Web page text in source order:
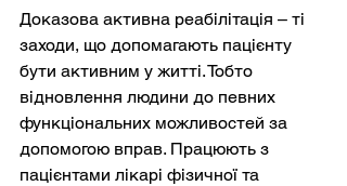
Доказова активна реабілітація – ті
заходи, що допомагають пацієнту
бути активним у житті. Тобто
відновлення людини до певних
функціональних можливостей за
допомогою вправ. Працюють з
пацієнтами лікарі фізичної та